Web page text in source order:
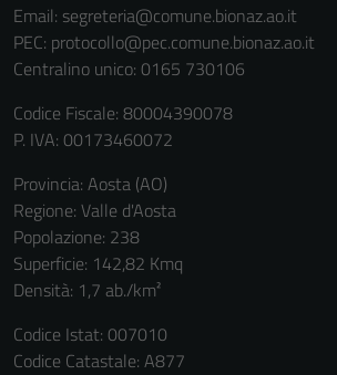
Email: segreteria@comune.bionaz.ao.it
PEC: protocollo@pec.comune.bionaz.ao.it
Centralino unico: 0165 730106
Codice Fiscale: 80004390078
P. IVA: 00173460072
Provincia: Aosta (AO)
Regione: Valle d'Aosta
Popolazione: 238
Superficie: 142,82 Kmq
Densità: 1,7 ab./km²
Codice Istat: 007010
Codice Catastale: A877
personali.